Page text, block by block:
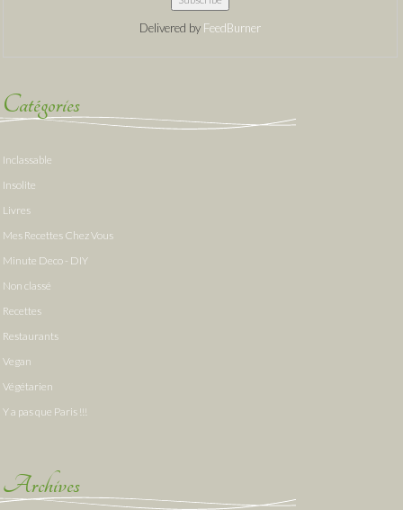
Delivered by FeedBurner
Catégories
Inclassable
Insolite
Livres
Mes Recettes Chez Vous
Minute Deco - DIY
Non classé
Recettes
Restaurants
Vegan
Végétarien
Y a pas que Paris !!!
Archives